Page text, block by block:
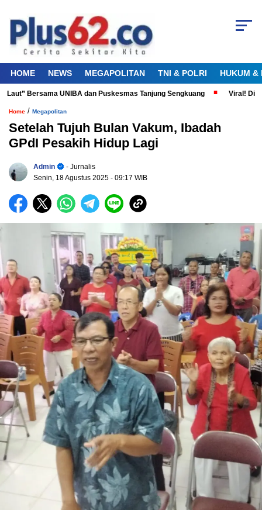
HOME NEWS MEGAPOLITAN TNI & POLRI HUKUM &
Bersama UNIBA dan Puskesmas Tanjung Sengkuang Viral! Diduga
Home / Megapolitan
Setelah Tujuh Bulan Vakum, Ibadah
GPdI Pesakih Hidup Lagi
Admin
- Jurnalis
Senin, 18 Agustus 2025 - 09:17 WIB